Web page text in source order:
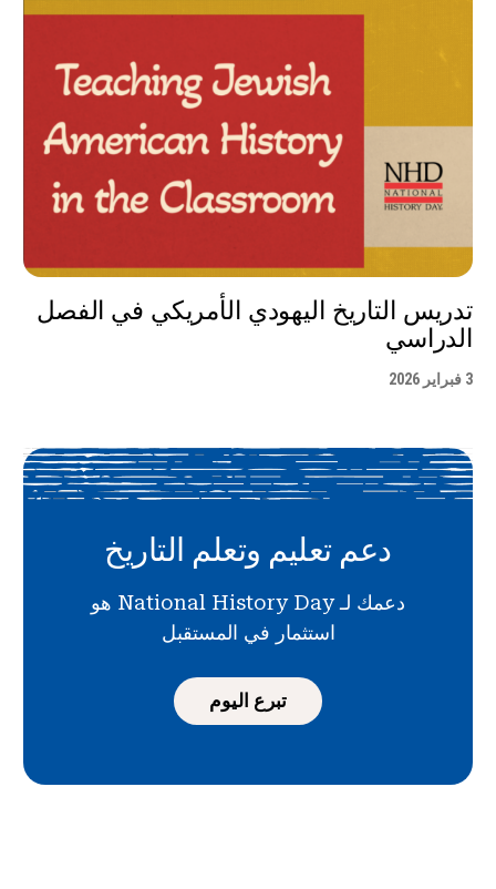
تدريس التاريخ اليهودي الأمريكي في الفصل
الدراسي
3 فبراير 2026
دعم تعليم وتعلم التاريخ
دعمك لـ National History Day هو
استثمار في المستقبل
تبرع اليوم